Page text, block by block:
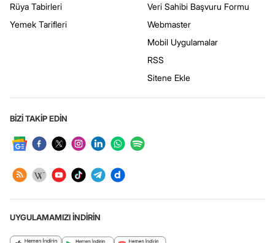
Rüya Tabirleri
Yemek Tarifleri
Veri Sahibi Başvuru Formu
Webmaster
Mobil Uygulamalar
RSS
Sitene Ekle
BİZİ TAKİP EDİN
UYGULAMAMIZI İNDİRİN